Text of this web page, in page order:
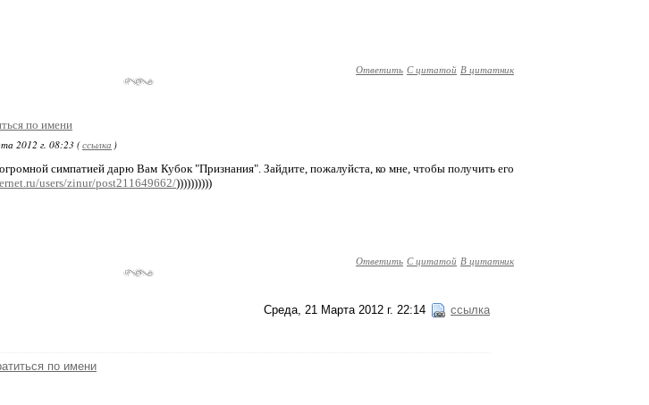
Ответить С цитатой В цитатник
по имени
2012 г. 08:23 (ссылка )
симпатией дарю Вам Кубок "Признания". Зайдите, пожалуйста, ко мне, чтобы получить его
users/zinur/post211649662/))))))))))
Ответить С цитатой В цитатник
Среда, 21 Марта 2012 г. 22:14 ссылка
по имени